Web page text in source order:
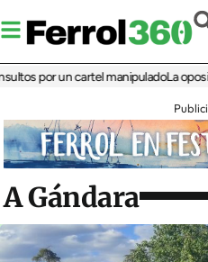
un cartel manipuladoLa oposición
A Gándara